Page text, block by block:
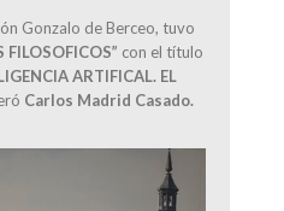
Gonzalo de Berceo, tuvo
FILOSOFICOS” con el título
ARTIFICAL. EL
Carlos Madrid Casado.